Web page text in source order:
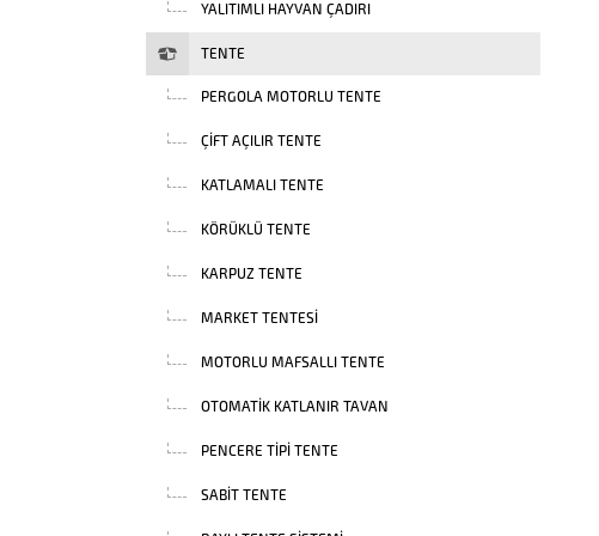
YALITIMLI HAYVAN ÇADIRI
TENTE
PERGOLA MOTORLU TENTE
ÇIFT AÇILIR TENTE
KATLAMALI TENTE
KÖRÜKLÜ TENTE
KARPUZ TENTE
MARKET TENTESI
MOTORLU MAFSALLI TENTE
OTOMATIK KATLANIR TAVAN
PENCERE TIPI TENTE
SABIT TENTE